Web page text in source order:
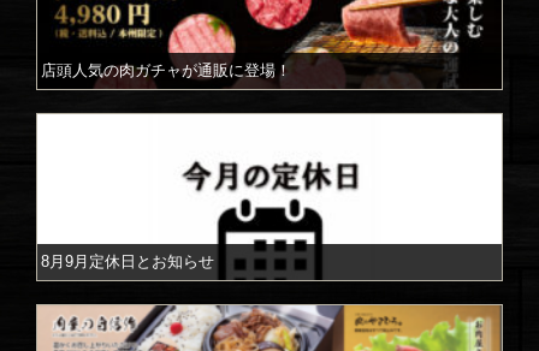
店頭人気の肉ガチャが通販に登場！
8月9月定休日とお知らせ